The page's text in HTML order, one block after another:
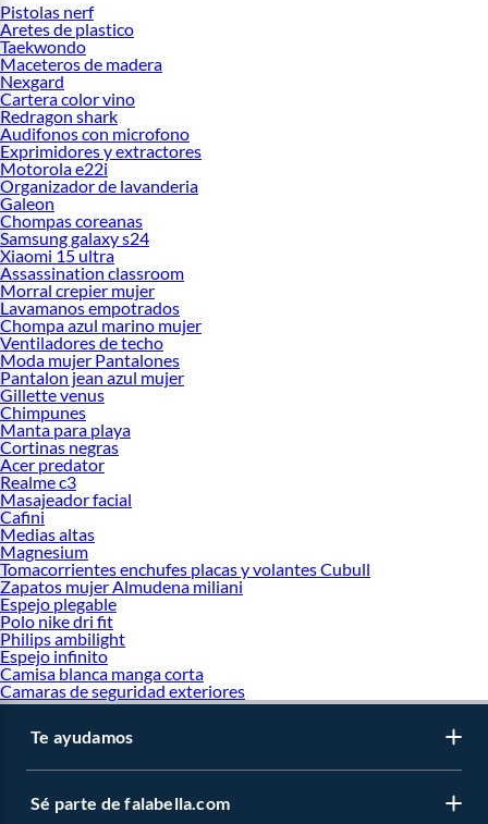
Pistolas nerf
Aretes de plastico
Taekwondo
Maceteros de madera
Nexgard
Cartera color vino
Redragon shark
Audifonos con microfono
Exprimidores y extractores
Motorola e22i
Organizador de lavanderia
Galeon
Chompas coreanas
Samsung galaxy s24
Xiaomi 15 ultra
Assassination classroom
Morral crepier mujer
Lavamanos empotrados
Chompa azul marino mujer
Ventiladores de techo
Moda mujer Pantalones
Pantalon jean azul mujer
Gillette venus
Chimpunes
Manta para playa
Cortinas negras
Acer predator
Realme c3
Masajeador facial
Cafini
Medias altas
Magnesium
Tomacorrientes enchufes placas y volantes Cubull
Zapatos mujer Almudena miliani
Espejo plegable
Polo nike dri fit
Philips ambilight
Espejo infinito
Camisa blanca manga corta
Camaras de seguridad exteriores
Te ayudamos
Sé parte de falabella.com